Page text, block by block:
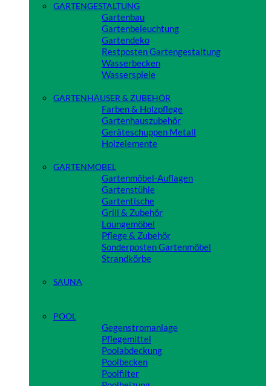
GARTENGESTALTUNG
Gartenbau
Gartenbeleuchtung
Gartendeko
Restposten Gartengestaltung
Wasserbecken
Wasserspiele
GARTENHÄUSER & ZUBEHÖR
Farben & Holzpflege
Gartenhauszubehör
Geräteschuppen Metall
Holzelemente
GARTENMÖBEL
Gartenmöbel-Auflagen
Gartenstühle
Gartentische
Grill & Zubehör
Loungemöbel
Pflege & Zubehör
Sonderposten Gartenmöbel
Strandkörbe
SAUNA
POOL
Gegenstromanlage
Pflegemittel
Poolabdeckung
Poolbecken
Poolfilter